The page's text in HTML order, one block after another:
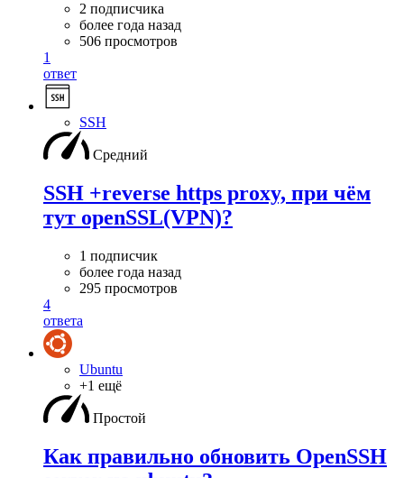
2 подписчика
более года назад
506 просмотров
1
ответ
SSH
Средний
SSH +reverse https proxy, при чём
тут openSSL(VPN)?
1 подписчик
более года назад
295 просмотров
4
ответа
Ubuntu
+1 ещё
Простой
Как правильно обновить OpenSSH